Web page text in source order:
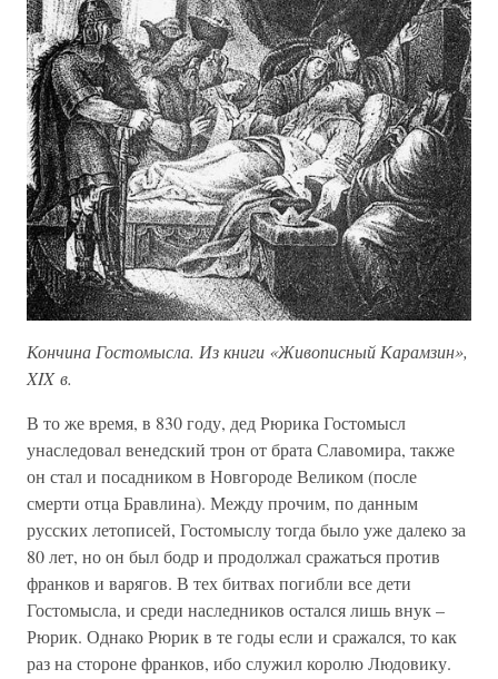
Кончина Гостомысла. Из книги «Живописный Карамзин»,
XIX в.
В то же время, в 830 году, дед Рюрика Гостомысл
унаследовал венедский трон от брата Славомира, также
он стал и посадником в Новгороде Великом (после
смерти отца Бравлина). Между прочим, по данным
русских летописей, Гостомыслу тогда было уже далеко за
80 лет, но он был бодр и продолжал сражаться против
франков и варягов. В тех битвах погибли все дети
Гостомысла, и среди наследников остался лишь внук –
Рюрик. Однако Рюрик в те годы если и сражался, то как
раз на стороне франков, ибо служил королю Людовику.